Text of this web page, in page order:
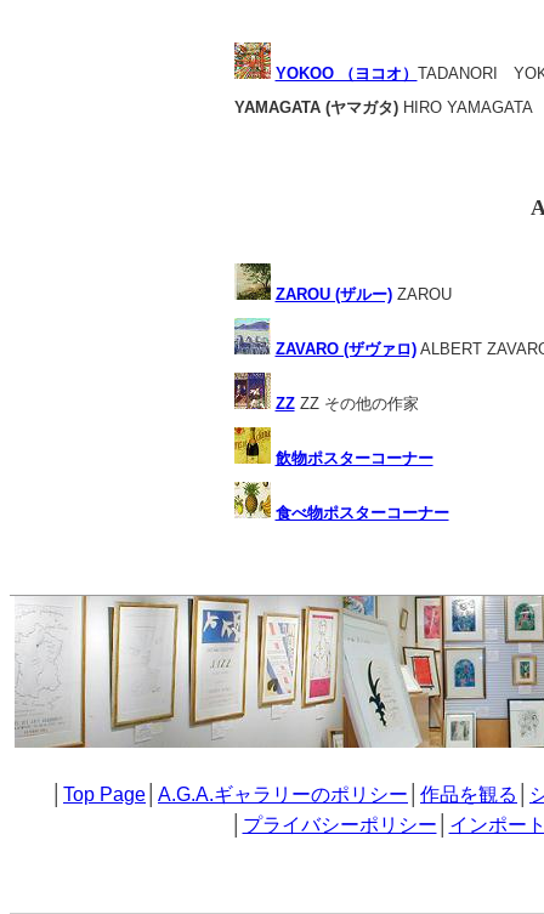
YOKOO （ヨコオ） TADANORI
YAMAGATA (ヤマガタ) HIRO YAMAGATA
ZAROU (ザルー)ZAROU
ZAVARO (ザヴァロ)ALBERT
ZZZZ その他の作家
飲物ポスターコーナー
食べ物ポスターコーナー
Top Page A.G.A.ギャラリーのポリシー 作品を観る
プライバシーポリシー インポー